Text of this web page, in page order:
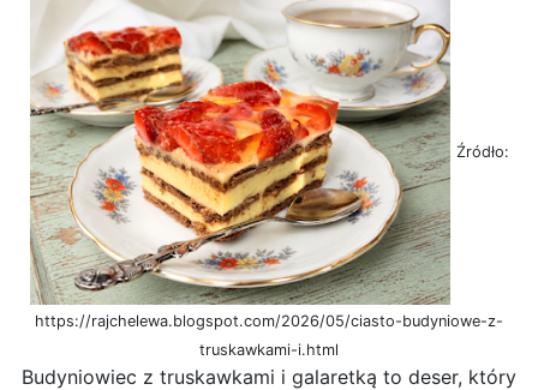
Źródło:
https://rajchelewa.blogspot.com/2026/05/ciasto-budyniowe-z-
truskawkami-i.html
Budyniowiec z truskawkami i galaretką to deser, który